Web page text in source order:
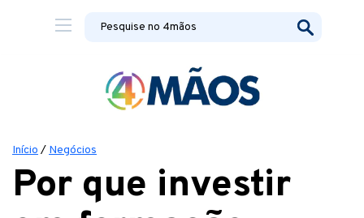
Início / Negócios
Por que investir